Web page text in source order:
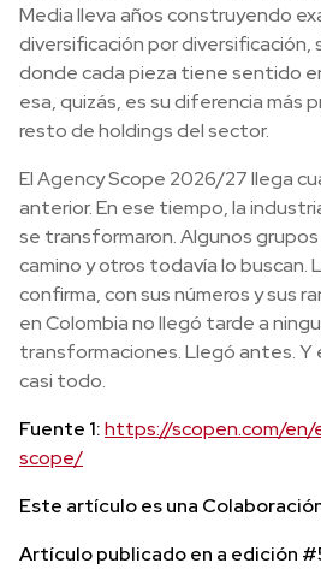
Media lleva años construyendo
diversificación por diversificación,
donde cada pieza tiene sentido
esa, quizás, es su diferencia más
resto de holdings del sector.
El Agency Scope 2026/27 llega
anterior. En ese tiempo, la
se transformaron. Algunos
camino y otros todavía lo buscan.
confirma, con sus números y sus
en Colombia no llegó tarde a
transformaciones. Llegó antes. Y
casi todo.
Fuente 1:https://scopen.com/
scope/
Este artículo es una
Artículo publicado en a edición